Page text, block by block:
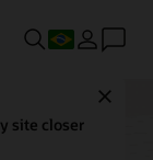
site closer